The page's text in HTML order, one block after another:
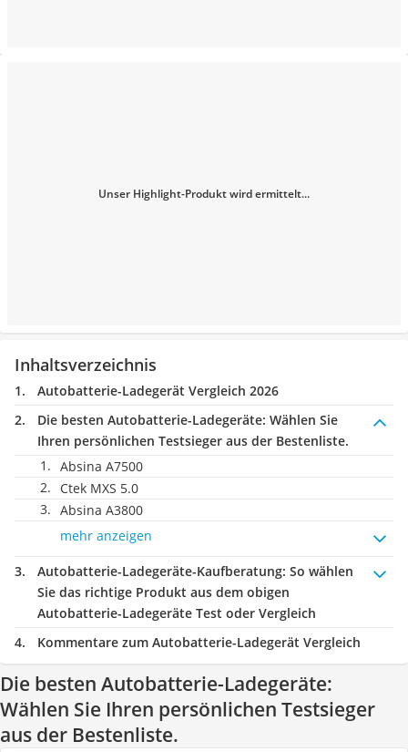
Unser Highlight-Produkt wird ermittelt...
Inhaltsverzeichnis
Autobatterie-Ladegerät Vergleich 2026
Die besten Autobatterie-Ladegeräte: Wählen Sie
Ihren persönlichen Testsieger aus der Bestenliste.
Absina A7500
Ctek MXS 5.0
Absina A3800
mehr anzeigen
Autobatterie-Ladegeräte-Kaufberatung: So wählen
Sie das richtige Produkt aus dem obigen
Autobatterie-Ladegeräte Test oder Vergleich
Kommentare zum Autobatterie-Ladegerät Vergleich
Die besten Autobatterie-Ladegeräte:
Wählen Sie Ihren persönlichen Testsieger
aus der Bestenliste.